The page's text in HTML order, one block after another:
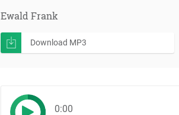
Ewald Frank
Download MP3
0:00